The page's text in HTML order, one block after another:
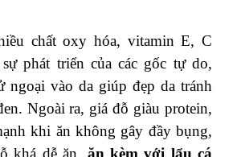
chất oxy hóa, vitamin E, C
phát triển của các gốc tự do,
ngoại vào da giúp đẹp da tránh
Ngoài ra, giá đỗ giàu protein,
khi ăn không gây đầy bụng,